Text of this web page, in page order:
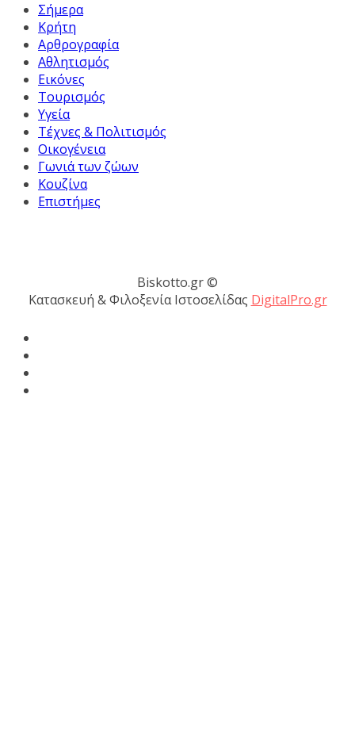
Σήμερα
Κρήτη
Αρθρογραφία
Αθλητισμός
Εικόνες
Τουρισμός
Υγεία
Τέχνες & Πολιτισμός
Οικογένεια
Γωνιά των ζώων
Κουζίνα
Επιστήμες
Biskotto.gr ©
Κατασκευή & Φιλοξενία Ιστοσελίδας DigitalPro.gr